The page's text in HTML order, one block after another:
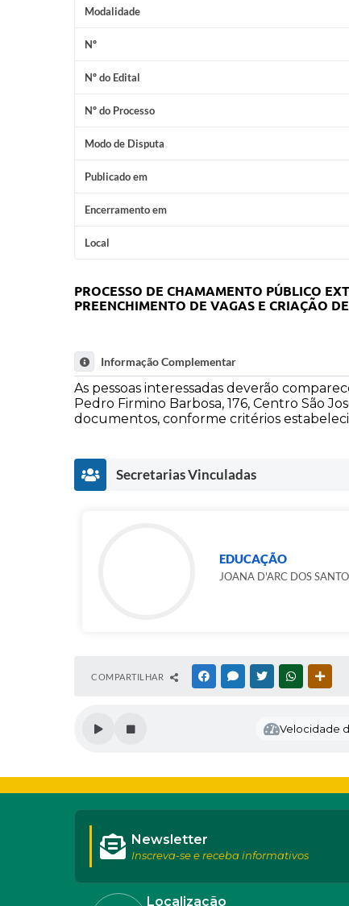
Modalidade
Nº
Nº do Edital
Nº do Processo
Modo de Disputa
Publicado em
Encerramento em
Local
PROCESSO DE CHAMAMENTO PÚBLICO
PREENCHIMENTO DE VAGAS E CRIAÇÃO
Informação Complementar
As pessoas interessadas deverão
Pedro Firmino Barbosa, 176, Centro São
documentos, conforme critérios
Secretarias Vinculadas
EDUCAÇÃO
JOANA D'ARC DOS
COMPARTILHAR FACEBOOKMESSENGER
TWITTERWHATSAPP
Velocidade
Localização
Newsletter
Inscreva-se e receba informativos